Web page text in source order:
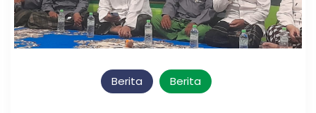
Berita Berita